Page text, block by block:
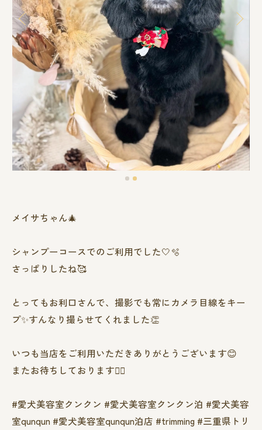
メイサちゃん🎄
シャンプーコースでのご利用でした‎🤍🫧
さっぱりしたね🥰
とってもお利口さんで、撮影でも常にカメラ目線をキー
プ✨すんなり撮らせてくれました👏
いつも当店をご利用いただきありがとうございます😊
またお待ちしております❤️‍🔥
#愛犬美容室クンクン #愛犬美容室クンクン泊 #愛犬美容
室qunqun #愛犬美容室qunqun泊店 #trimming #三重県トリ